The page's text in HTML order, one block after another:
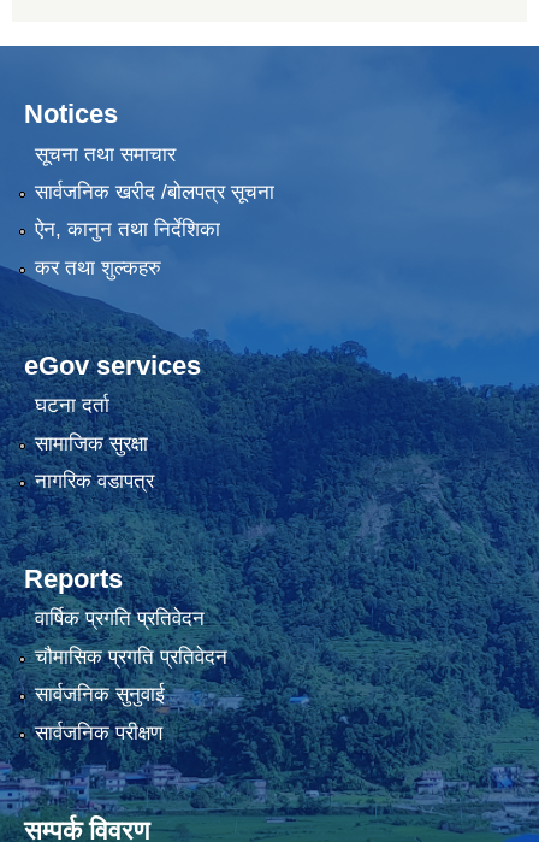
Notices
सूचना तथा समाचार
सार्वजनिक खरीद /बोलपत्र सूचना
ऐन, कानुन तथा निर्देशिका
कर तथा शुल्कहरु
eGov services
घटना दर्ता
सामाजिक सुरक्षा
नागरिक वडापत्र
Reports
वार्षिक प्रगति प्रतिवेदन
चौमासिक प्रगति प्रतिवेदन
सार्वजनिक सुनुवाई
सार्वजनिक परीक्षण
सम्पर्क विवरण